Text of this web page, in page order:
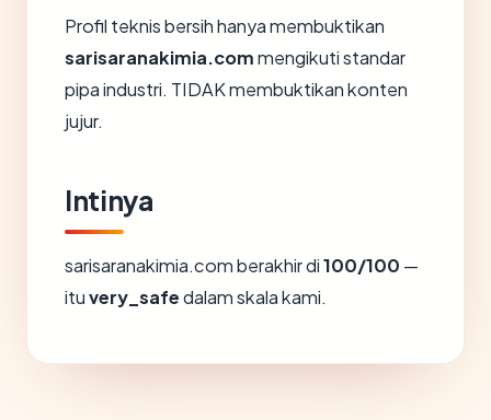
Profil teknis bersih hanya membuktikan
sarisaranakimia.commengikuti standar
pipa industri. TIDAK membuktikan konten
jujur.
Intinya
sarisaranakimia.com berakhir di100/100 —
ituvery_safedalam skala kami.